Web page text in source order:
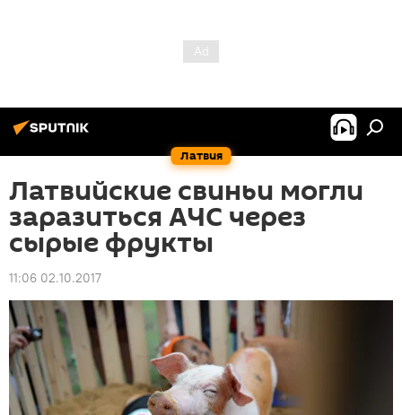
Латвия
Латвийские свиньи могли
заразиться АЧС через
сырые фрукты
11:06 02.10.2017